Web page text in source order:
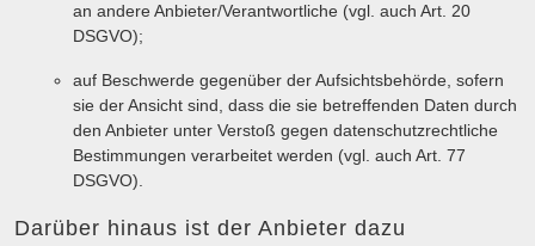
an andere Anbieter/Verantwortliche (vgl. auch Art. 20
DSGVO);
auf Beschwerde gegenüber der Aufsichtsbehörde, sofern
sie der Ansicht sind, dass die sie betreffenden Daten durch
den Anbieter unter Verstoß gegen datenschutzrechtliche
Bestimmungen verarbeitet werden (vgl. auch Art. 77
DSGVO).
Darüber hinaus ist der Anbieter dazu